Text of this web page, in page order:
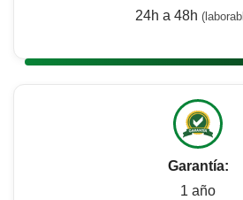
24h a 48h
Garantía:
1 año